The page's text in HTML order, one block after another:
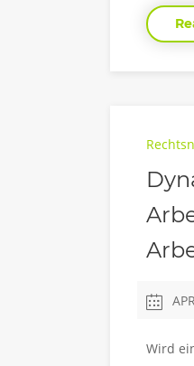
Wird